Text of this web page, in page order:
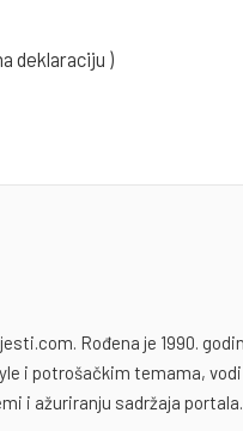
deklaraciju )
Rođena je 1990.
i potrošačkim temama,
i ažuriranju sadržaja portala.